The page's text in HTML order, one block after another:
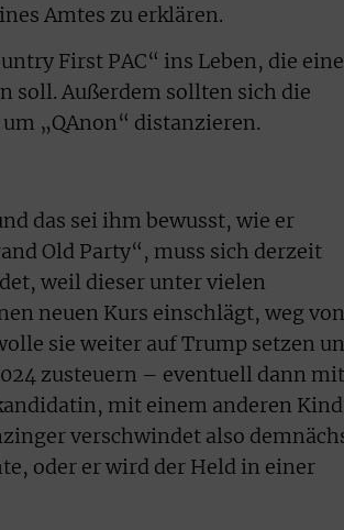
Amtes zu erklären.
First PAC“ ins Leben, die eine
soll. Außerdem sollten sich die
„QAnon“ distanzieren.
das sei ihm bewusst, wie er
Old Party“, muss sich derzeit
weil dieser unter vielen
neuen Kurs einschlägt, weg von
sie weiter auf Trump setzen
zusteuern – eventuell dann mit
mit einem anderen Kind
verschwindet also
oder er wird der Held in einer